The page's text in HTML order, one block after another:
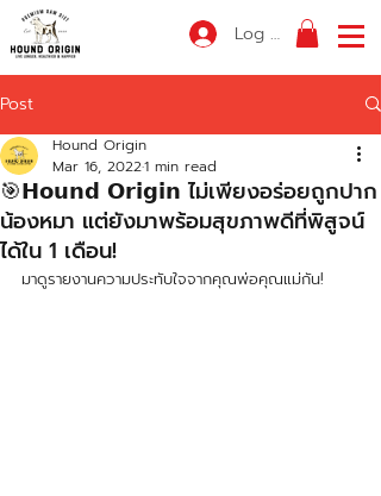
Log In
Post
🎯𝗛𝗼𝘂𝗻𝗱 𝗢𝗿𝗶𝗴𝗶𝗻 ไม่เพียงอร่อยถูกปาก
น้องหมา แต่ยังมาพร้อมสุขภาพดีที่พิสูจน์
ได้ใน 1 เดือน!
Hound Origin
Mar 16, 20221 min read
มาดูรายงานความประทับใจจากคุณพ่อคุณแม่กัน!